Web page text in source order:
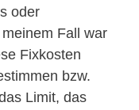
oder
Fall war
Fixkosten
bzw.
Limit, das